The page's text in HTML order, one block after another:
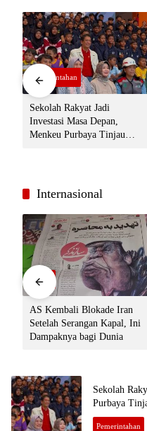
Pemerintahan
Sekolah Rakyat Jadi
Investasi Masa Depan,
Menkeu Purbaya Tinjau
Internasional
Bisnis
AS Kembali Blokade Iran
Setelah Serangan Kapal, Ini
Dampaknya bagi Dunia
Sekolah
Purbaya
Pemerintahan